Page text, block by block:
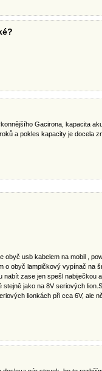
Gacirona, kapacita
a pokles kapacity je docela
obyč usb kabelem na mobil ,
o obyč lampičkový vypínač na
zase jen spešl nabiječkou
jako na 8V seriových
lionkách při cca 6V, ale